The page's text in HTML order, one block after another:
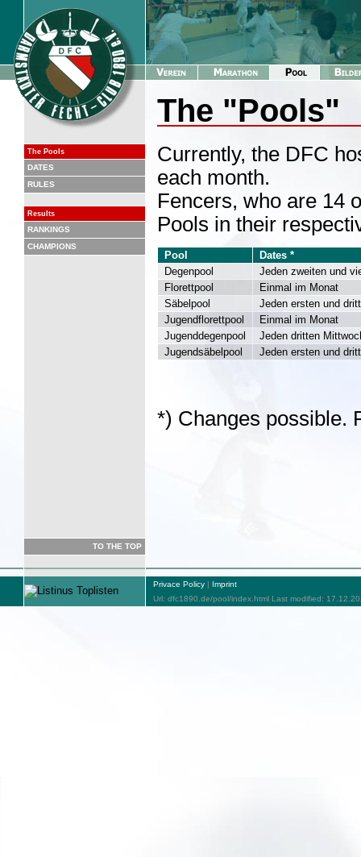
The Pools
DATES
RULES
Results
RANKINGS
CHAMPIONS
The "Pools"
Currently, the DFC
each month.
Fencers, who are 14
Pools in their
Pool
Dates *
Degenpool
Jeden zweiten und
Florettpool
Einmal im Monat
Säbelpool
Jeden ersten und
Jugendflorettpool
Einmal im Monat
Jugenddegenpool
Jeden dritten
Jugendsäbelpool
Jeden ersten und
*) Changes possible.
TO THE TOP
Privace Policy | Imprint
Url: dfc1890.de/pool/index.html Last modified: